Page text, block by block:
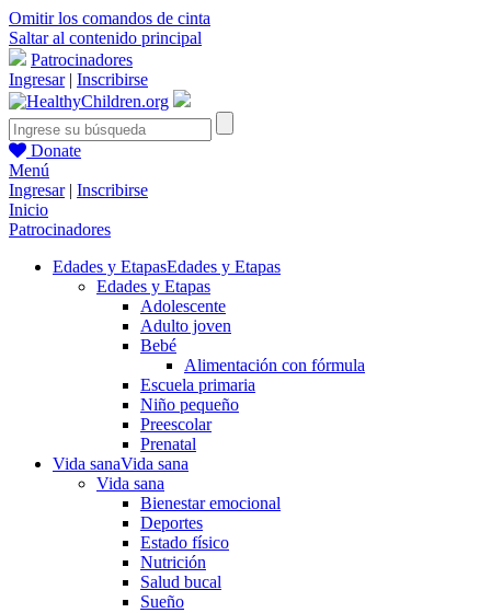
Omitir los comandos de cinta
Saltar al contenido principal
Patrocinadores
Ingresar| Inscribirse
Donate
Menú
Ingresar| Inscribirse
Inicio
Patrocinadores
Edades y EtapasEdades y Etapas
Edades y Etapas
Adolescente
Adulto joven
Bebé
Alimentación con fórmula
Escuela primaria
Niño pequeño
Preescolar
Prenatal
Vida sanaVida sana
Vida sana
Bienestar emocional
Deportes
Estado físico
Nutrición
Salud bucal
Sueño